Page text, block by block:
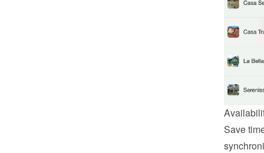
Save